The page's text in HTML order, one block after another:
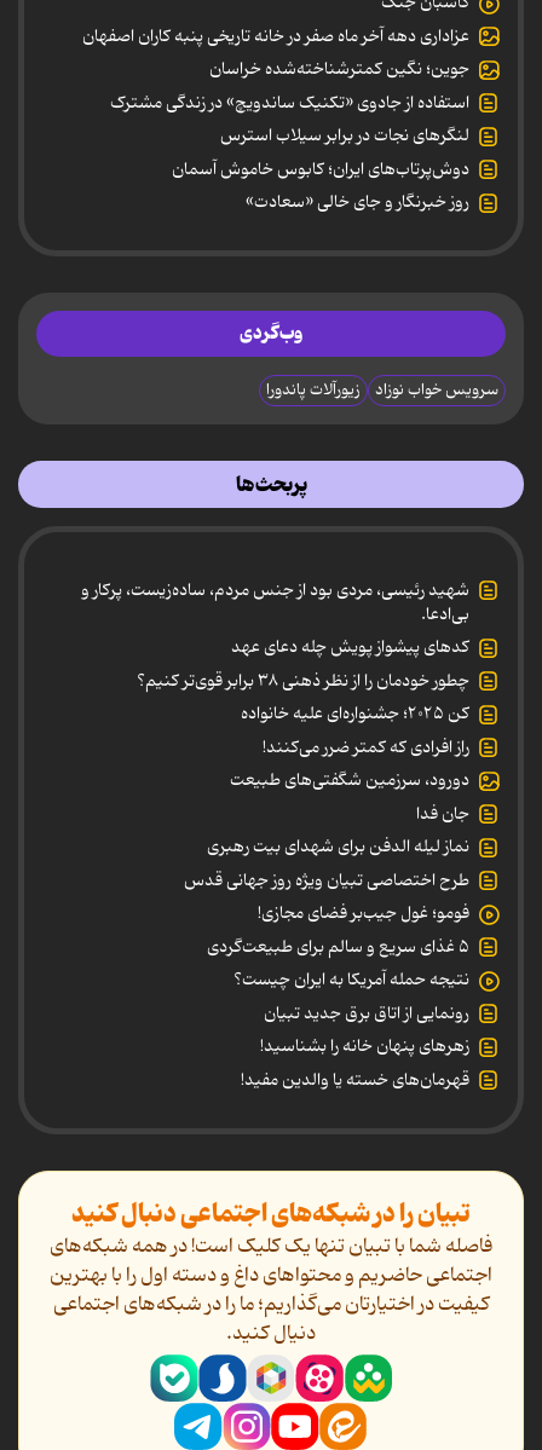
عزاداری دهه آخر ماه صفر در خانه تاریخی پنبه کاران اصفهان
جوین؛ نگین کمترشناخته‌شده خراسان
استفاده از جادوی «تکنیک ساندویچ» در زندگی مشترک
لنگرهای نجات در برابر سیلاب استرس
دوش‌پرتاب‌های ایران؛ کابوس خاموش آسمان
روز خبرنگار و جای خالی «سعادت»
وب‌گردی
سرویس خواب نوزاد زیورآلات پاندورا
پربحث‌ها
شهید رئیسی، مردی بود از جنس مردم، ساده‌زیست، پرکار و
بی‌ادعا.
کدهای پیشواز پویش چله دعای عهد
چطور خودمان را از نظر ذهنی ۳۸ برابر قوی‌تر کنیم؟
کن ۲۰۲۵؛ جشنواره‌ای علیه خانواده
راز افرادی که کمتر ضرر می‌کنند!
دورود، سرزمین شگفتی‌های طبیعت
جان فدا
نماز لیله الدفن برای شهدای بیت رهبری
طرح اختصاصی تبیان ویژه روز جهانی قدس
فومو؛ غول جیب‌بر فضای مجازی!
۵ غذای سریع و سالم برای طبیعت‌گردی
نتیجه حمله آمریکا به ایران چیست؟
رونمایی از اتاق برق جدید تبیان
زهرهای پنهان خانه را بشناسید!
قهرمان‌های خسته یا والدین مفید!
تبیان را در شبکه‌های اجتماعی دنبال کنید
فاصله شما با تبیان تنها یک کلیک است! در همه شبکه‌های
اجتماعی حاضریم و محتواهای داغ و دسته اول را با بهترین
کیفیت در اختیارتان می‌گذاریم؛ ما را در شبکه‌های اجتماعی
دنیال کنید.